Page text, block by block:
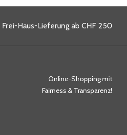
Frei-Haus-Lieferung ab CHF 250
Online-Shopping mit
Fairness & Transparenz!